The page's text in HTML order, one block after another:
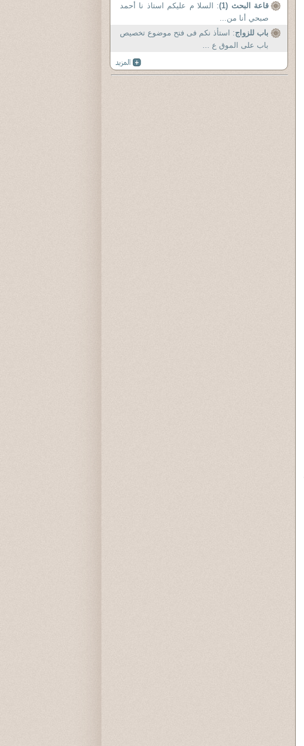
قاعة البحث (1)
: السلا م عليكم استاذ نا أحمد
صبحي أنا من...
باب للزواج: استأذ نكم فى فتح موضوع تخصيص
باب على الموق ع ...